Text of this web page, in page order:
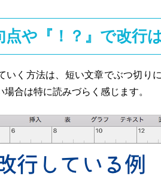
点や『！？』で改行
いく方法は、短い文章でぶつ切り
合は特に読みづらく感じます。